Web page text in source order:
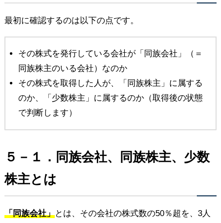
最初に確認するのは以下の点です。
その株式を発行している会社が「同族会社」（＝
同族株主のいる会社）なのか
その株式を取得した人が、「同族株主」に属する
のか、「少数株主」に属するのか（取得後の状態
で判断します）
５－１．同族会社、同族株主、少数
株主とは
「同族会社」とは、その会社の株式数の50％超を、3人